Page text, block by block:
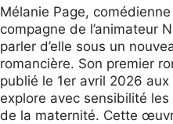
Mélanie Page,
compagne de l’animateur
parler d’elle sous un
romancière. Son premier
publié le 1er avril 2026
explore avec sensibilité
de la maternité. Cette